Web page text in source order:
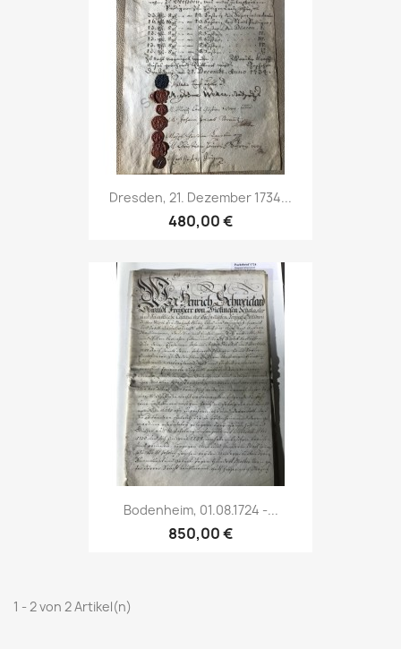
Dresden, 21. Dezember 1734...
480,00 €
Bodenheim, 01.08.1724 -...
850,00 €
1 - 2 von 2 Artikel(n)